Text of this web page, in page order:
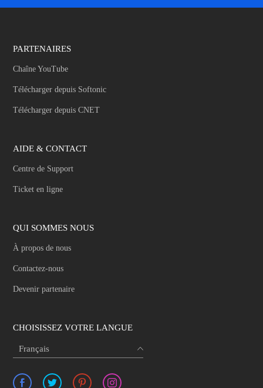
PARTENAIRES
Chaîne YouTube
Télécharger depuis Softonic
Télécharger depuis CNET
AIDE & CONTACT
Centre de Support
Ticket en ligne
QUI SOMMES NOUS
À propos de nous
Contactez-nous
Devenir partenaire
CHOISISSEZ VOTRE LANGUE
Français